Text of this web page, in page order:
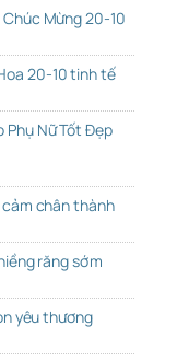
Mừng 20-10
20-10 tinh tế
Phụ Nữ Tốt Đẹp
chân thành
răng sớm
yêu thương